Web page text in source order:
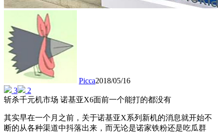
Picca2018/05/16
3
2
斩杀千元机市场 诺基亚X6面前一个能打的都没有
其实早在一个月之前，关于诺基亚X系列新机的消息就开始不
断的从各种渠道中抖落出来，而无论是诺家铁粉还是吃瓜群